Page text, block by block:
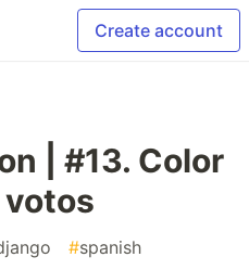
Create account
| #13. Color
#spanish